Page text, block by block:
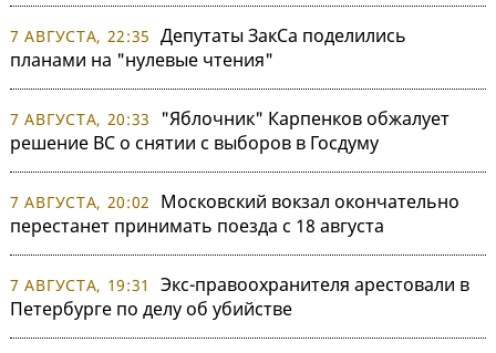
7 АВГУСТА, 22:35 Депутаты ЗакСа поделились
планами на "нулевые чтения"
7 АВГУСТА, 20:33
"Яблочник" Карпенков обжалует
решение ВС о снятии с выборов в Госдуму
7 АВГУСТА, 20:02
Московский вокзал окончательно
перестанет принимать поезда с 18 августа
7 АВГУСТА, 19:31
Экс-правоохранителя арестовали в
Петербурге по делу об убийстве